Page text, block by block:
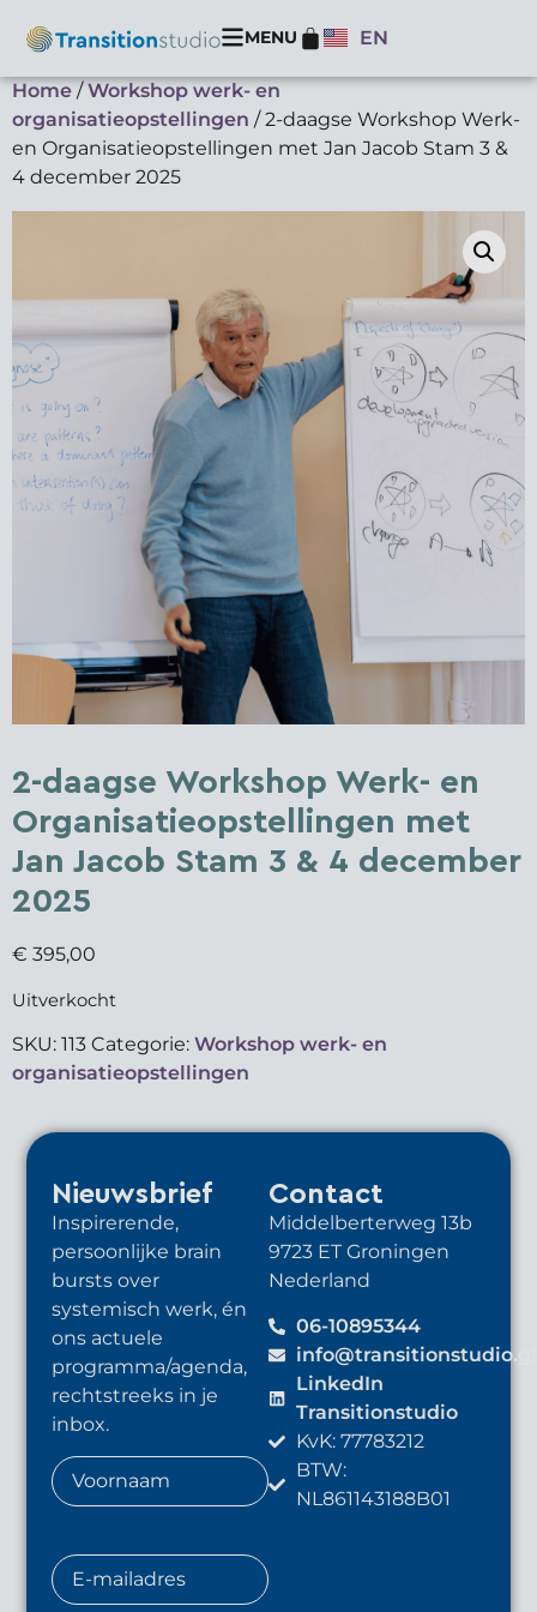
MENU EN
Home /Workshop werk- en
organisatieopstellingen / 2-daagse Workshop Werk-
en Organisatieopstellingen met Jan Jacob Stam 3 &
4 december 2025
2-daagse Workshop Werk- en
Organisatieopstellingen met
Jan Jacob Stam 3 & 4 december
2025
€ 395,00
Uitverkocht
SKU: 113 Categorie: Workshop werk- en
organisatieopstellingen
Nieuwsbrief
Inspirerende,
persoonlijke brain
bursts over
systemisch werk, én
ons actuele
programma/agenda,
rechtstreeks in je
inbox.
Contact
Middelberterweg 13b
9723 ET Groningen
Nederland
06-10895344
LinkedIn
Transitionstudio
KvK: 77783212
BTW:
NL861143188B01